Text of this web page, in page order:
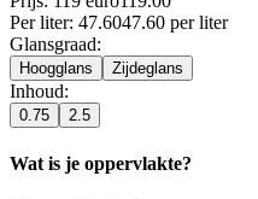
Per liter: 47.6047.60 per liter
Glansgraad:
Hoogglans Zijdeglans
Inhoud:
0.75 2.5
Wat is je oppervlakte?